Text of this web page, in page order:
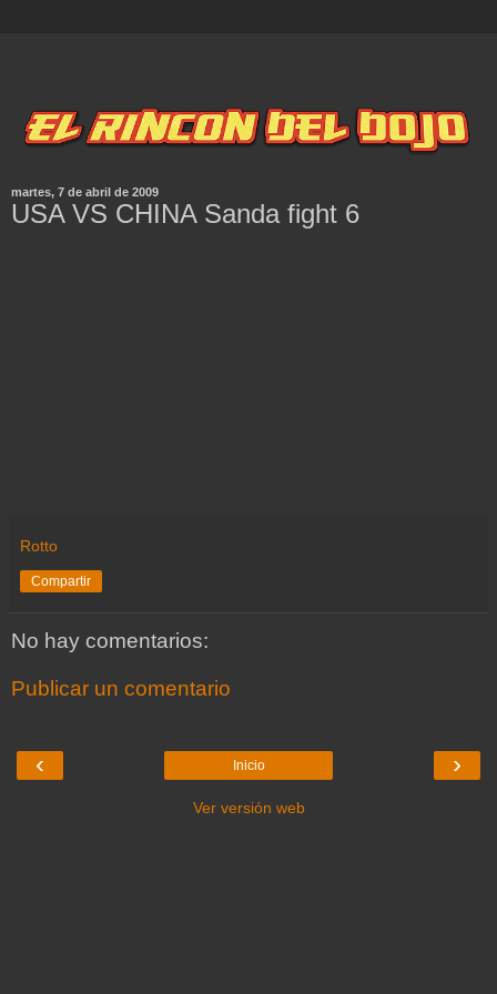
martes, 7 de abril de 2009
USA VS CHINA Sanda fight 6
Rotto
Compartir
No hay comentarios:
Publicar un comentario
‹ ›
Inicio
Ver versión web